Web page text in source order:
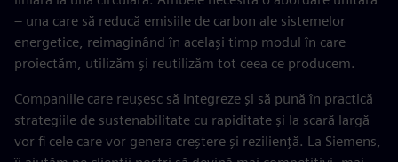
– una care să reducă emisiile de carbon ale sistemelor
energetice, reimaginând în același timp modul în care
proiectăm, utilizăm și reutilizăm tot ceea ce producem.
Companiile care reușesc să integreze și să pună în practică
strategiile de sustenabilitate cu rapiditate și la scară largă
vor fi cele care vor genera creștere și reziliență. La Siemens,